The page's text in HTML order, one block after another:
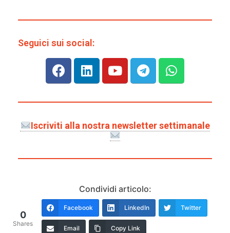
Seguici sui social:
Iscriviti alla nostra newsletter settimanale
Condividi articolo:
0
Shares
Facebook LinkedIn Twitter
Email Copy Link